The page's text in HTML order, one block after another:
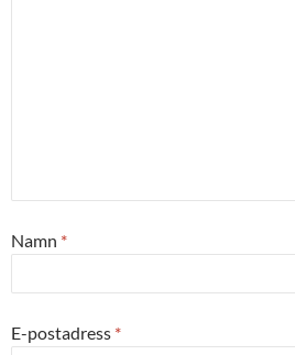
Namn *
E-postadress *